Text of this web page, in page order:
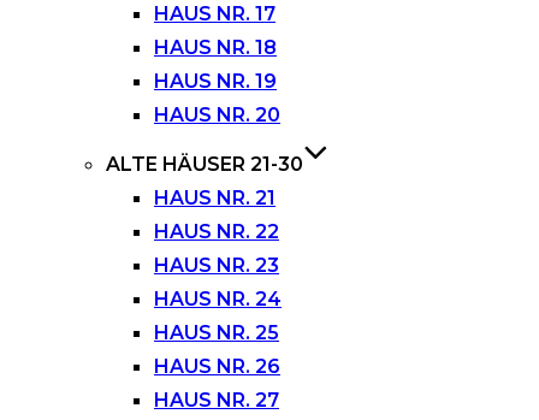
HAUS NR. 17
HAUS NR. 18
HAUS NR. 19
HAUS NR. 20
ALTE HÄUSER 21-30
HAUS NR. 21
HAUS NR. 22
HAUS NR. 23
HAUS NR. 24
HAUS NR. 25
HAUS NR. 26
HAUS NR. 27